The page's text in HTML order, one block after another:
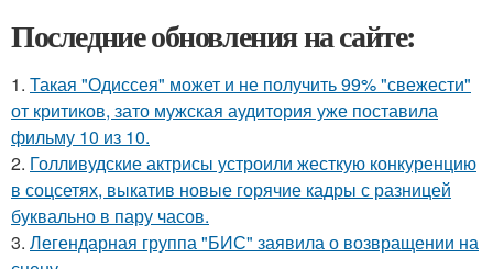
Последние обновления на сайте:
1. Такая "Одиссея" может и не получить 99% "свежести"
от критиков, зато мужская аудитория уже поставила
фильму 10 из 10.
2. Голливудские актрисы устроили жесткую конкуренцию
в соцсетях, выкатив новые горячие кадры с разницей
буквально в пару часов.
3. Легендарная группа "БИС" заявила о возвращении на